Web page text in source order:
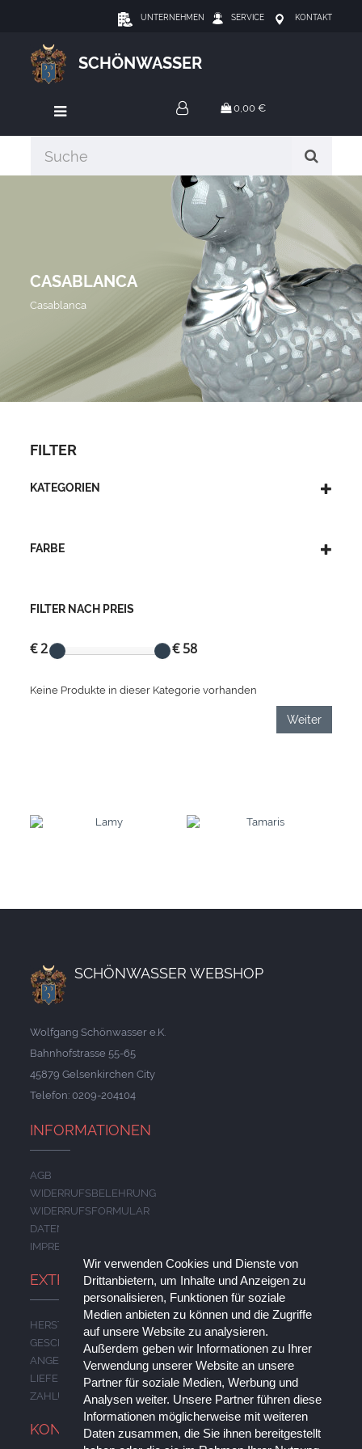
Wir verwenden Cookies und Dienste von
Drittanbietern, um Inhalte und Anzeigen zu
personalisieren, Funktionen für soziale
Medien anbieten zu können und die Zugriffe
auf unsere Website zu analysieren.
Außerdem geben wir Informationen zu Ihrer
Verwendung unserer Website an unsere
Partner für soziale Medien, Werbung und
Analysen weiter. Unsere Partner führen diese
Informationen möglicherweise mit weiteren
Daten zusammen, die Sie ihnen bereitgestellt
UNTERNEHMEN SERVICE KONTAKT
SCHÖNWASSER
0,00 €
CASABLANCA
Casablanca
FILTER
KATEGORIEN
FARBE
FILTER NACH PREIS
€ 2 € 58
Keine Produkte in dieser Kategorie vorhanden
Weiter
SCHÖNWASSER WEBSHOP
Wolfgang Schönwasser e.K.
Bahnhofstrasse 55-65
45879 Gelsenkirchen City
Telefon: 0209-204104
INFORMATIONEN
AGB
WIDERRUFSBELEHRUNG
WIDERRUFSFORMULAR
DATENSCHUTZERKLÄRUNG
IMPRESSUM
EXTRAS
HERSTELLER
GESCHENKGUTSCHEINE
ANGEBOTE
LIEFERUNG
ZAHLUNG
KONTO